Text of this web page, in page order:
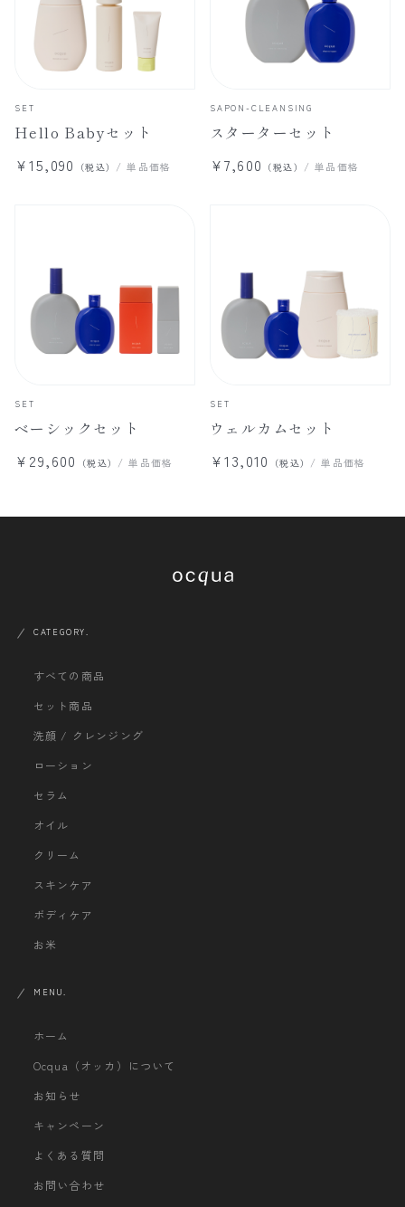
SET
Hello Babyセット
¥15,090
（税込） / 単品価格
SAPON-CLEANSING
スターターセット
¥7,600 （税込） / 単品価格
SET
ベーシックセット
¥29,600
（税込） / 単品価格
SET
ウェルカムセット
¥13,010
（税込） / 単品価格
CATEGORY.
すべての商品
セット商品
洗顔 / クレンジング
ローション
セラム
オイル
クリーム
スキンケア
ボディケア
お米
MENU.
ホーム
Ocqua（オッカ）について
お知らせ
キャンペーン
よくある質問
お問い合わせ